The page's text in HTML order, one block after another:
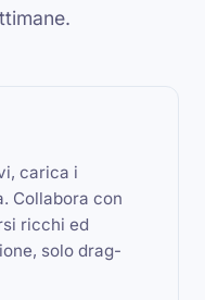
carica i
Collabora con
ricchi ed
solo drag-